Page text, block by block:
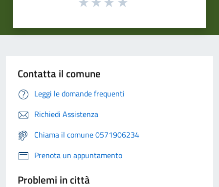
Contatta il comune
Leggi le domande frequenti
Richiedi Assistenza
Chiama il comune 0571906234
Prenota un appuntamento
Problemi in città